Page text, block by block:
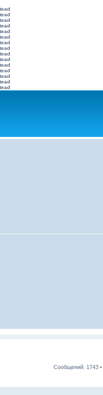
Сообщений: 1743 •